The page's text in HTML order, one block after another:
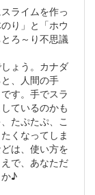
ライムを作っ
り」と「ホウ
ろ～り不思議
ょう。カナダ
、人間の手
す。手でスラ
ているのかも
たぷたぷ、こ
くなってしま
は、使い方を
で、あなただ
♪